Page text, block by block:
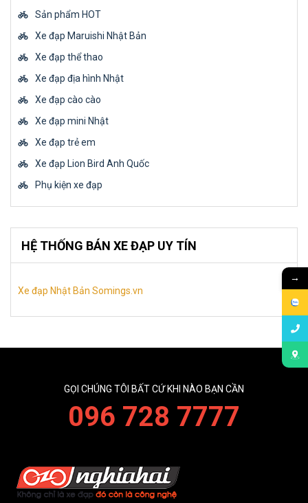
Sản phẩm HOT
Xe đạp Maruishi Nhật Bản
Xe đạp thể thao
Xe đạp địa hình Nhật
Xe đạp cào cào
Xe đạp mini Nhật
Xe đạp trẻ em
Xe đạp Lion Bird Anh Quốc
Phụ kiện xe đạp
HỆ THỐNG BÁN XE ĐẠP UY TÍN
Xe đạp Nhật Bản Somings.vn
GỌI CHÚNG TÔI BẤT CỨ KHI NÀO BẠN CẦN
096 728 7777
→